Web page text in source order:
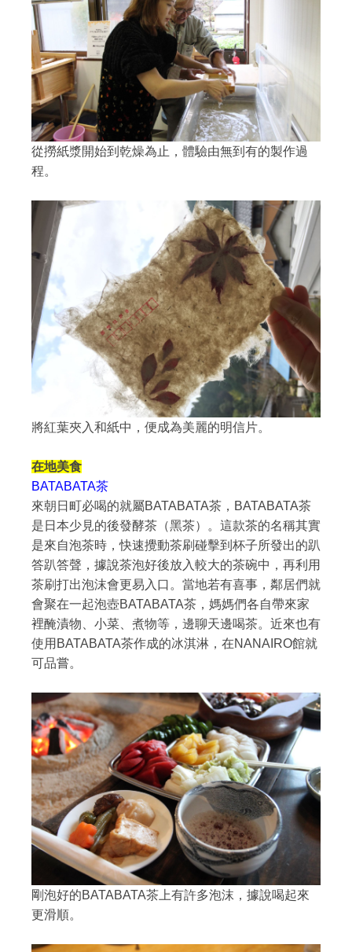
從撈紙漿開始到乾燥為止，體驗由無到有的製作過
程。
將紅葉夾入和紙中，便成為美麗的明信片。
在地美食
BATABATA茶
來朝日町必喝的就屬BATABATA茶，BATABATA茶
是日本少見的後發酵茶（黑茶）。這款茶的名稱其實
是來自泡茶時，快速攪動茶刷碰擊到杯子所發出的趴
答趴答聲，據說茶泡好後放入較大的茶碗中，再利用
茶刷打出泡沫會更易入口。當地若有喜事，鄰居們就
會聚在一起泡壺BATABATA茶，媽媽們各自帶來家
裡醃漬物、小菜、煮物等，邊聊天邊喝茶。近來也有
使用BATABATA茶作成的冰淇淋，在NANAIRO館就
可品嘗。
剛泡好的BATABATA茶上有許多泡沫，據說喝起來
更滑順。